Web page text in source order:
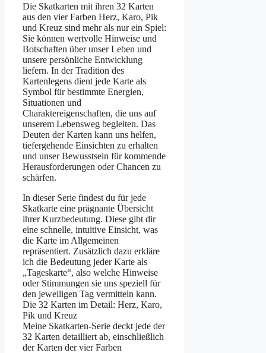
Die Skatkarten mit ihren 32 Karten
aus den vier Farben Herz, Karo, Pik
und Kreuz sind mehr als nur ein Spiel:
Sie können wertvolle Hinweise und
Botschaften über unser Leben und
unsere persönliche Entwicklung
liefern. In der Tradition des
Kartenlegens dient jede Karte als
Symbol für bestimmte Energien,
Situationen und
Charaktereigenschaften, die uns auf
unserem Lebensweg begleiten. Das
Deuten der Karten kann uns helfen,
tiefergehende Einsichten zu erhalten
und unser Bewusstsein für kommende
Herausforderungen oder Chancen zu
schärfen.
In dieser Serie findest du für jede
Skatkarte eine prägnante Übersicht
ihrer Kurzbedeutung. Diese gibt dir
eine schnelle, intuitive Einsicht, was
die Karte im Allgemeinen
repräsentiert. Zusätzlich dazu erkläre
ich die Bedeutung jeder Karte als
„Tageskarte“, also welche Hinweise
oder Stimmungen sie uns speziell für
den jeweiligen Tag vermitteln kann.
Die 32 Karten im Detail: Herz, Karo,
Pik und Kreuz
Meine Skatkarten-Serie deckt jede der
32 Karten detailliert ab, einschließlich
der Karten der vier Farben